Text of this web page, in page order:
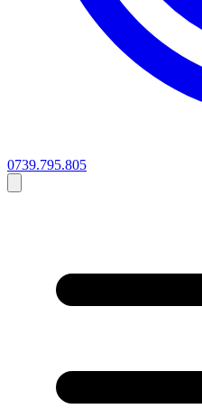
0739.795.805